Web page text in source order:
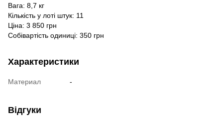
Вага: 8,7 кг
Кількість у лоті штук: 11
Ціна: 3 850 грн
Собівартість одиниці: 350 грн
Характеристики
Материал -
Відгуки